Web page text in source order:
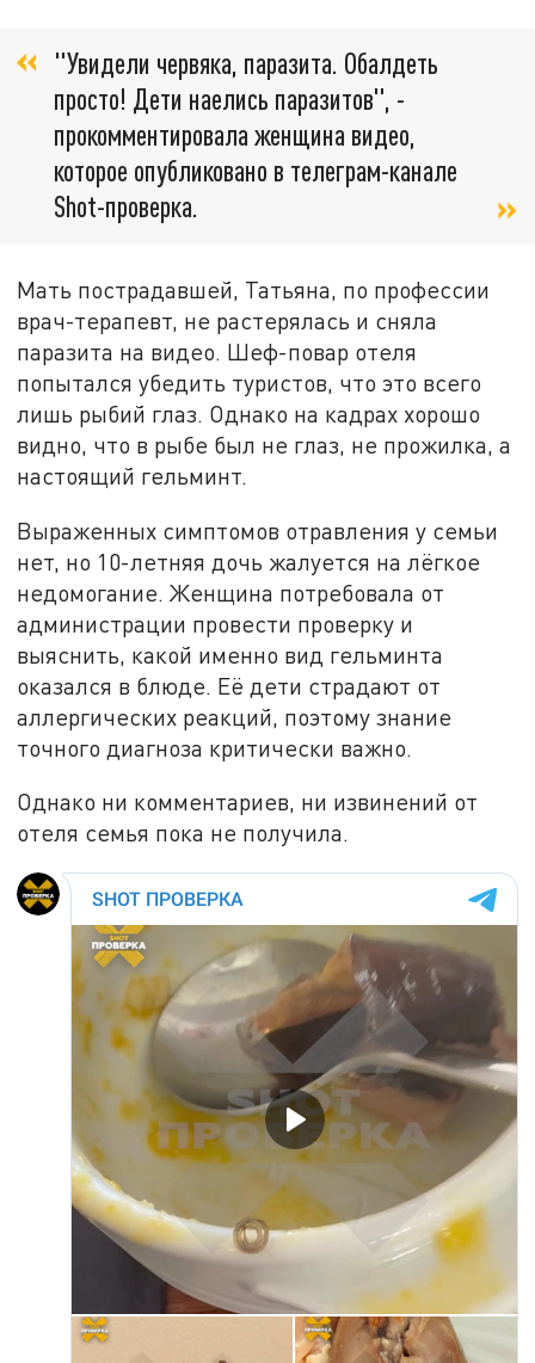
"Увидели червяка, паразита. Обалдеть
просто! Дети наелись паразитов", -
прокомментировала женщина видео,
которое опубликовано в телеграм-канале
Shot-проверка.
Мать пострадавшей, Татьяна, по профессии
врач-терапевт, не растерялась и сняла
паразита на видео. Шеф-повар отеля
попытался убедить туристов, что это всего
лишь рыбий глаз. Однако на кадрах хорошо
видно, что в рыбе был не глаз, не прожилка, а
настоящий гельминт.
Выраженных симптомов отравления у семьи
нет, но 10-летняя дочь жалуется на лёгкое
недомогание. Женщина потребовала от
администрации провести проверку и
выяснить, какой именно вид гельминта
оказался в блюде. Её дети страдают от
аллергических реакций, поэтому знание
точного диагноза критически важно.
Однако ни комментариев, ни извинений от
отеля семья пока не получила.